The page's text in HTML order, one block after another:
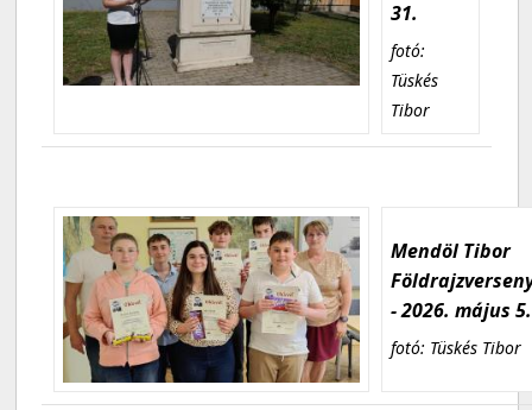
31.
fotó:
Tüskés
Tibor
Mendöl Tibor
- 2026. május 5.
fotó: Tüskés Tibor